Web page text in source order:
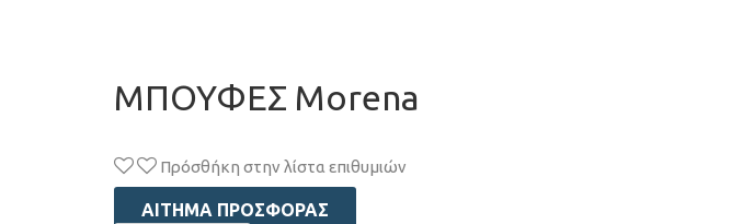
ΜΠΟΥΦΕΣ Morena
Πρόσθήκη στην λίστα επιθυμιών
ΑΊΤΗΜΑ ΠΡΟΣΦΟΡΆΣ